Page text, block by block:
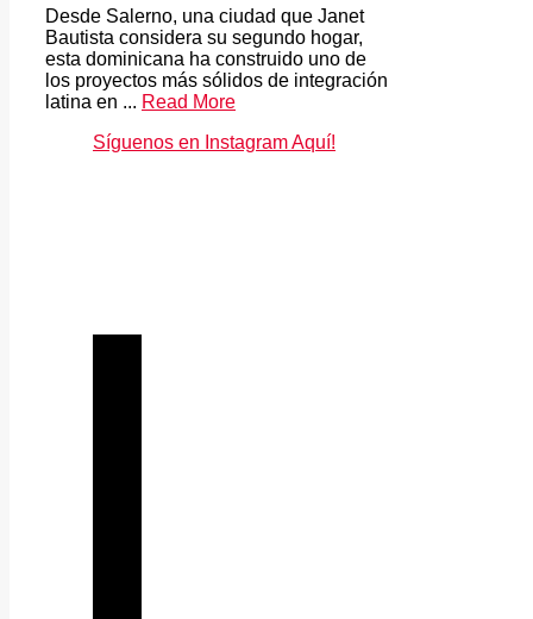
Desde Salerno, una ciudad que Janet
Bautista considera su segundo hogar,
esta dominicana ha construido uno de
los proyectos más sólidos de integración
latina en ... Read More
Síguenos en Instagram Aquí!